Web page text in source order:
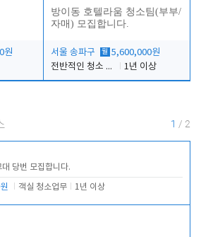
원
방이동 호텔라움 청소팀(부부/
자매) 모집합니다.
서울 송파구 월 5,600,000원
전반적인 청소 업무(객실청소.객실정리)
1년 이상
1 / 2
당번 모집합니다.
객실 청소업무 1년 이상